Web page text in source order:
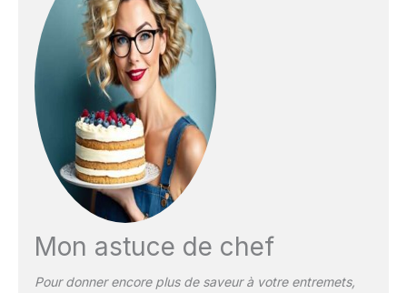
Mon astuce de chef
Pour donner encore plus de saveur à votre entremets,